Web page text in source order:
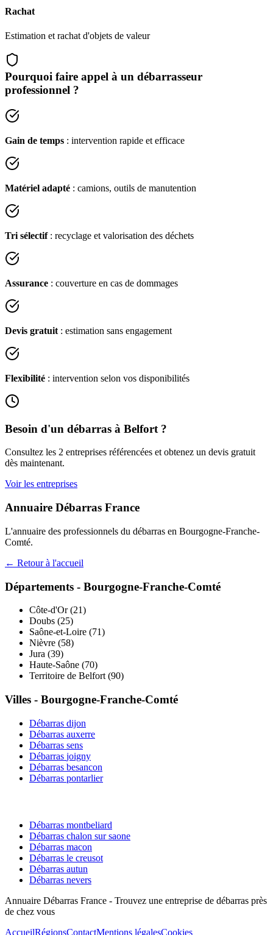
Rachat
Estimation et rachat d'objets de valeur
Pourquoi faire appel à un débarrasseur
professionnel ?
Gain de temps : intervention rapide et efficace
Matériel adapté : camions, outils de manutention
Tri sélectif: recyclage et valorisation des déchets
Assurance : couverture en cas de dommages
Devis gratuit : estimation sans engagement
Flexibilité : intervention selon vos disponibilités
Besoin d'un débarras à Belfort ?
Consultez les 2 entreprises référencées et obtenez un devis gratuit
dès maintenant.
Voir les entreprises
Annuaire Débarras France
L'annuaire des professionnels du débarras en Bourgogne-Franche-
Comté.
← Retour à l'accueil
Départements - Bourgogne-Franche-Comté
Côte-d'Or(21)
Doubs (25)
Saône-et-Loire (71)
Nièvre (58)
Jura (39)
Haute-Saône (70)
Territoire de Belfort (90)
Villes - Bourgogne-Franche-Comté
Débarras dijon
Débarras auxerre
Débarras sens
Débarras joigny
Débarras besancon
Débarras pontarlier
Débarras montbeliard
Débarras chalon sur saone
Débarras macon
Débarras le creusot
Débarras autun
Débarras nevers
Annuaire Débarras France - Trouvez une entreprise de débarras près
de chez vous
AccueilRégionsContactMentions légalesCookies